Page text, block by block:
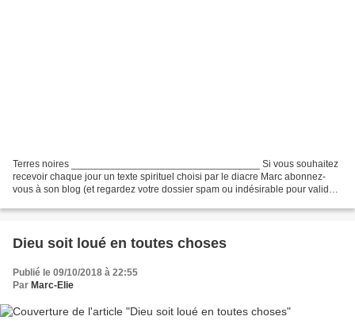
Terres noires __________________________________ Si vous souhaitez
recevoir chaque jour un texte spirituel choisi par le diacre Marc abonnez-
vous à son blog (et regardez votre dossier spam ou indésirable pour valider
Dieu soit loué en toutes choses
Publié le 09/10/2018 à 22:55
Par Marc-Elie